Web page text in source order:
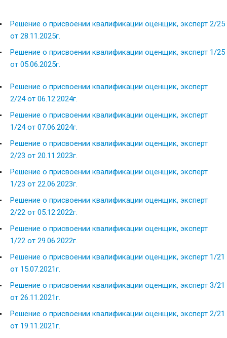
Решение о присвоении квалификации оценщик, эксперт 2/25
от 28.11.2025г.
Решение о присвоении квалификации оценщик, эксперт 1/25
от 05.06.2025г.
Решение о присвоении квалификации оценщик, эксперт
2/24от 06.12.2024г.
Решение о присвоении квалификации оценщик, эксперт
1/24от 07.06.2024г.
Решение о присвоении квалификации оценщик, эксперт
2/23 от 20.11.2023г.
Решение о присвоении квалификации оценщик, эксперт
1/23 от 22.06.2023г.
Решение о присвоении квалификации оценщик, эксперт
2/22 от 05.12.2022г.
Решение о присвоении квалификации оценщик, эксперт
1/22 от 29.06.2022г.
Решение о присвоении квалификации оценщик, эксперт 1/21
от 15.07.2021г.
Решение о присвоении квалификации оценщик, эксперт 3/21
от 26.11.2021г.
Решение о присвоении квалификации оценщик, эксперт 2/21
от 19.11.2021г.